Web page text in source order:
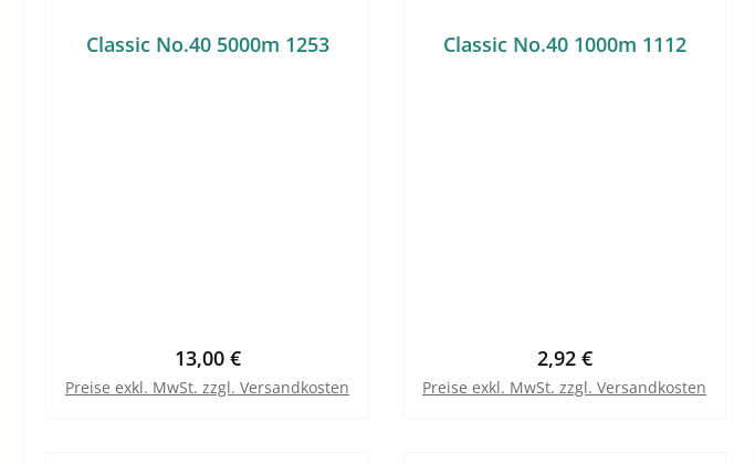
Classic No.40 5000m 1253
Regulärer Preis:
13,00 €
Preise exkl. MwSt. zzgl. Versandkosten
Classic No.40 1000m 1112
Regulärer Preis:
2,92 €
Preise exkl. MwSt. zzgl. Versandkosten